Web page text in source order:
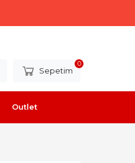
Sepetim
0
Outlet